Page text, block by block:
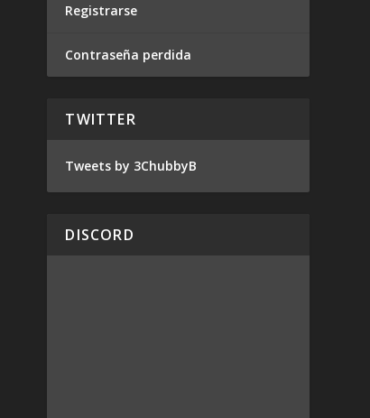
Registrarse
Contraseña perdida
TWITTER
Tweets by 3ChubbyB
DISCORD